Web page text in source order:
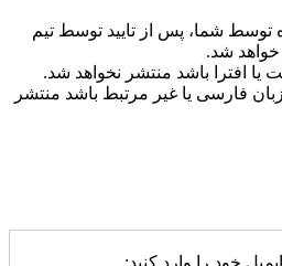
توسط شما، پس از تایید توسط تیم
شد.
یا افترا باشد منتشر نخواهد شد.
زبان فارسی یا غیر مرتبط باشد منتشر
خود را وارد کنید: